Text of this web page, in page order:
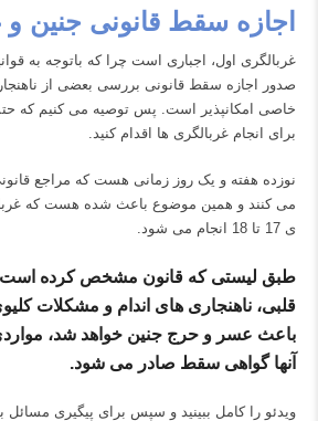
اجازه سقط قانونی جنین و
غربالگری اول، اجباری است چرا که باتوجه به
صدور اجازه سقط قانونی بررسی بعضی از
خاصی امکانپذیر است. پس توصیه می کنیم که
برای انجام غربالگری ها اقدام کنید.
نوزده هفته و یک روز زمانی هست که مراجع
می کنند و همین موضوع باعث شده هست که
ی 17 تا 18 انجام می شود.
طبق لیستی که قانون مشخص کرده
قلبی، ناهنجاری های اندام و مشکلات
باعث عسر و حرج جنین خواهد شد،
آنها گواهی سقط صادر می شود.
ویدئو را کامل ببینید و سپس برای پیگیری مسائل